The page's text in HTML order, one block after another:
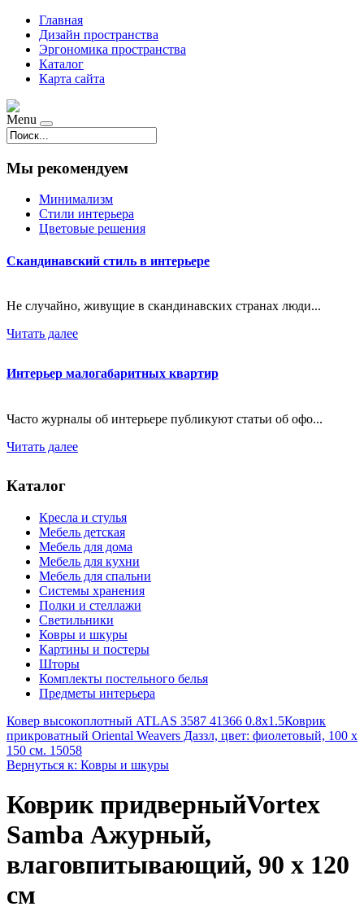
Главная
Дизайн пространства
Эргономика пространства
Каталог
Карта сайта
Menu
Мы рекомендуем
Минимализм
Стили интерьера
Цветовые решения
Скандинавский стиль в интерьере
Не случайно, живущие в скандинавских странах люди...
Читать далее
Интерьер малогабаритных квартир
Часто журналы об интерьере публикуют статьи об офо...
Читать далее
Каталог
Кресла и стулья
Мебель детская
Мебель для дома
Мебель для кухни
Мебель для спальни
Системы хранения
Полки и стеллажи
Светильники
Ковры и шкуры
Картины и постеры
Шторы
Комплекты постельного белья
Предметы интерьера
Ковер высокоплотный ATLAS 3587 41366 0.8x1.5Коврик
прикроватный Oriental Weavers Дaззл, цвет: фиолетовый, 100 х
150 см. 15058
Вернуться к: Ковры и шкуры
Коврик придверныйVortex
Samba Ажурный,
влаговпитывающий, 90 х 120
см